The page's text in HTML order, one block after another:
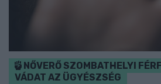
NŐVERŐ SZOMBATHELYI
VÁDAT AZ ÜGYÉSZSÉG